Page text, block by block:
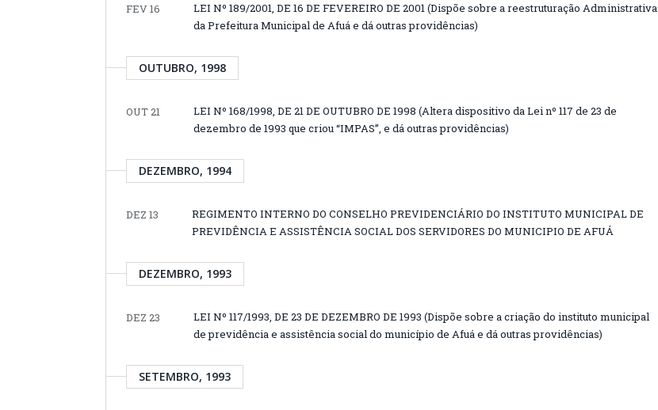
FEV 16
LEI Nº 189/2001, DE 16 DE FEVEREIRO DE 2001 (Dispõe sobre a reestruturação Administrativa
da Prefeitura Municipal de Afuá e dá outras providências)
OUTUBRO, 1998
OUT 21
LEI Nº 168/1998, DE 21 DE OUTUBRO DE 1998 (Altera dispositivo da Lei nº 117 de 23 de
dezembro de 1993 que criou “IMPAS”, e dá outras providências)
DEZEMBRO, 1994
DEZ 13
REGIMENTO INTERNO DO CONSELHO PREVIDENCIÁRIO DO INSTITUTO MUNICIPAL DE
PREVIDÊNCIA E ASSISTÊNCIA SOCIAL DOS SERVIDORES DO MUNICIPIO DE AFUÁ
DEZEMBRO, 1993
DEZ 23
LEI Nº 117/1993, DE 23 DE DEZEMBRO DE 1993 (Dispõe sobre a criação do instituto municipal
de previdência e assistência social do município de Afuá e dá outras providências)
SETEMBRO, 1993